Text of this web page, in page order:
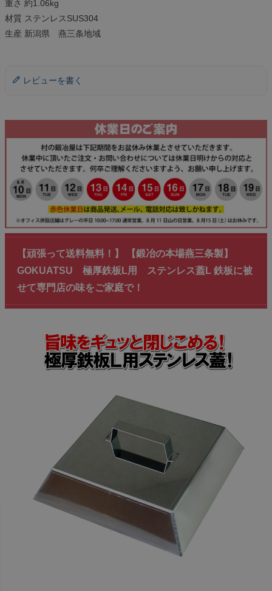
重さ 約1.06kg
材質 ステンレスSUS304
生産 新潟県 燕三条地域
レビューを書く
【頑張って送料無料！】 【鍛冶の本場燕三条製】
GOKUATSU 極厚鉄板L用 ステンレス蓋L 鉄板に被
せて専門店の味をご家庭で！